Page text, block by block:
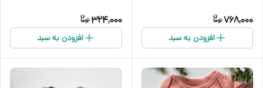
768,000
افزودن به سبد
324,000
افزودن به سبد